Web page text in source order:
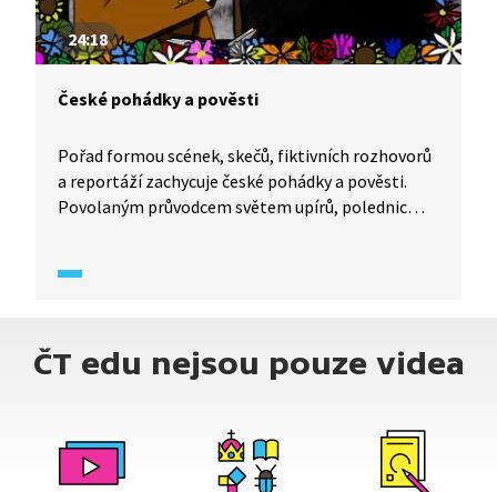
24:18
České pohádky a pověsti
Pořad formou scének, skečů, fiktivních rozhovorů
a reportáží zachycuje české pohádky a pověsti.
Povolaným průvodcem světem upírů, polednic
ČT edu nejsou pouze videa